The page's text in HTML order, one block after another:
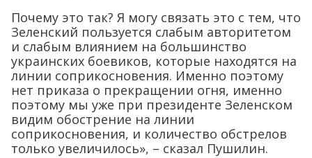
Почему это так? Я могу связать это с тем, что
Зеленский пользуется слабым авторитетом
и слабым влиянием на большинство
украинских боевиков, которые находятся на
линии соприкосновения. Именно поэтому
нет приказа о прекращении огня, именно
поэтому мы уже при президенте Зеленском
видим обострение на линии
соприкосновения, и количество обстрелов
только увеличилось», – сказал Пушилин.